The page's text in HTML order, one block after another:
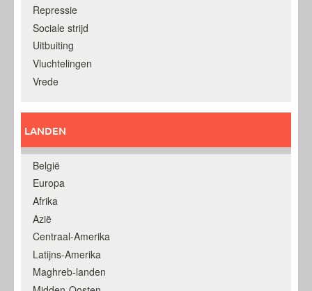
Repressie
Sociale strijd
Uitbuiting
Vluchtelingen
Vrede
LANDEN
België
Europa
Afrika
Azië
Centraal-Amerika
Latijns-Amerika
Maghreb-landen